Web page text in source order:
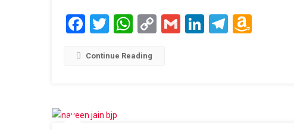
Facebook
TwitterWhatsApp
CopyGmailLinkedIn
Telegram
Continue Reading